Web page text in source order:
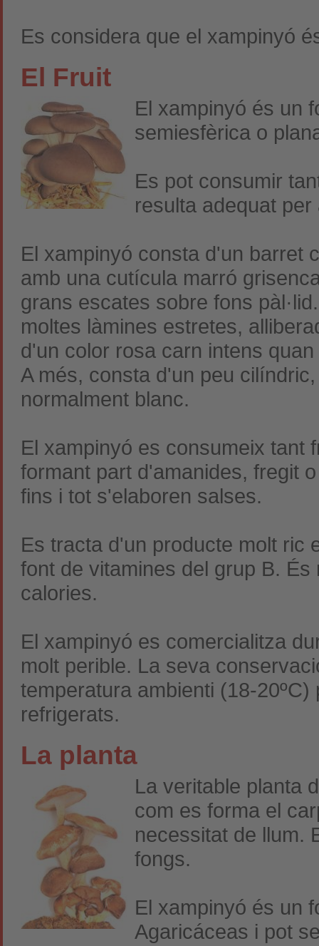
Es considera que el xampinyó
El Fruit
El xampinyó és un
semiesfèrica o
Es pot consumir
resulta adequat
El xampinyó consta d'un barret
amb una cutícula marró
grans escates sobre fons
moltes làmines estretes,
d'un color rosa carn intens
A més, consta d'un peu
normalment blanc.
El xampinyó es consumeix tant
formant part d'amanides, fregit
fins i tot s'elaboren salses.
Es tracta d'un producte molt ric
font de vitamines del grup B.
calories.
El xampinyó es comercialitza
molt perible. La seva
temperatura ambienti (18-
refrigerats.
La planta
La veritable planta
com es forma el
necessitat de llum.
fongs.
El xampinyó és un
Agaricáceas i pot